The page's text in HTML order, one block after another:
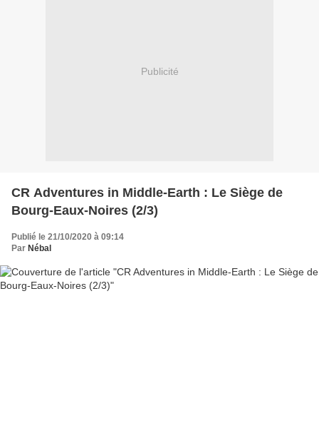
Publicité
CR Adventures in Middle-Earth : Le Siège de
Bourg-Eaux-Noires (2/3)
Publié le 21/10/2020 à 09:14
Par Nébal